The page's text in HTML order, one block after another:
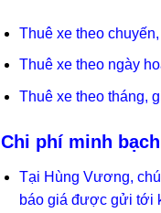
Thuê xe theo
Thuê xe theo ngày
Thuê xe theo tháng,
Chi phí minh
Tại Hùng Vương,
báo giá được gửi tới